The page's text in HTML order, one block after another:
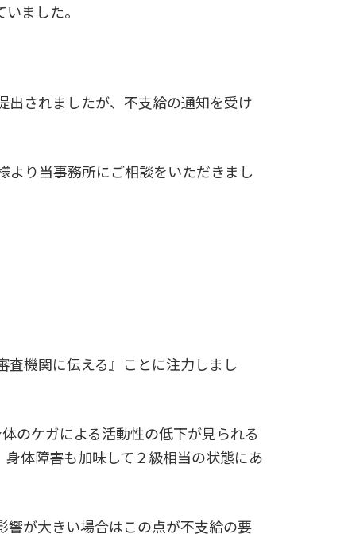
ました。
されましたが、不支給の通知を受け
り当事務所にご相談をいただきまし
機関に伝える』ことに注力しまし
のケガによる活動性の低下が見られる
体障害も加味して２級相当の状態にあ
が大きい場合はこの点が不支給の要